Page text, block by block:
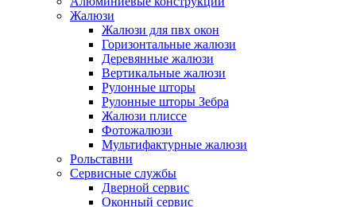
Жалюзи
Жалюзи для пвх окон
Горизонтальные жалюзи
Деревянные жалюзи
Вертикальные жалюзи
Рулонные шторы
Рулонные шторы Зебра
Жалюзи плиссе
Фотожалюзи
Мультифактурные жалюзи
Рольставни
Сервисные службы
Дверной сервис
Оконный сервис